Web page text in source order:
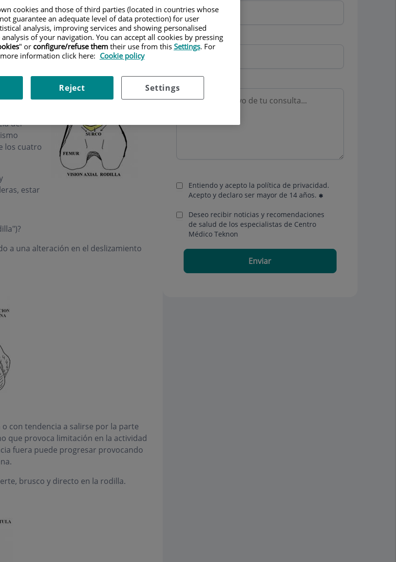
del
los cuatro
estar
a una alteración en el deslizamiento
con tendencia a salirse por la parte
que provoca limitación en la actividad
fuera puede progresar provocando
brusco y directo en la rodilla.
Mutua
Motivo consulta
Entiendo y acepto la política de privacidad.
Acepto y declaro ser mayor de 14 años.
Deseo recibir noticias y recomendaciones
de salud de los especialistas de Centro
Médico Teknon
Enviar
cookies and those of third parties (located in countries whose
guarantee an adequate level of data protection) for user
analysis, improving services and showing personalised
of your navigation. You can accept all cookies by pressing
" or configure/refuse themtheir use from this Settings. For
more information click here: Cookie policy
Settings
Reject